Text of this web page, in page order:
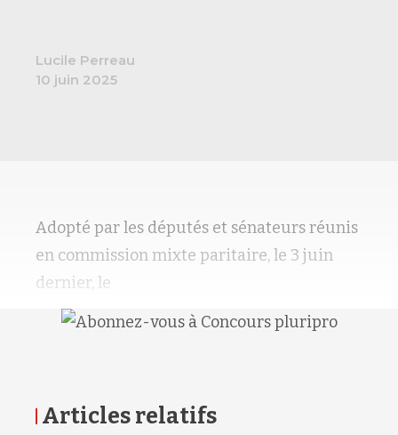
Lucile Perreau
10 juin 2025
Adopté par les députés et sénateurs réunis
en commission mixte paritaire, le 3 juin
dernier, le
Articles relatifs